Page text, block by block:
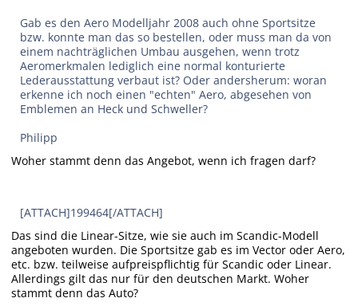
Gab es den Aero Modelljahr 2008 auch ohne Sportsitze
bzw. konnte man das so bestellen, oder muss man da von
einem nachträglichen Umbau ausgehen, wenn trotz
Aeromerkmalen lediglich eine normal konturierte
Lederausstattung verbaut ist? Oder andersherum: woran
erkenne ich noch einen "echten" Aero, abgesehen von
Emblemen an Heck und Schweller?
Philipp
Woher stammt denn das Angebot, wenn ich fragen darf?
[ATTACH]199464[/ATTACH]
Das sind die Linear-Sitze, wie sie auch im Scandic-Modell
angeboten wurden. Die Sportsitze gab es im Vector oder Aero,
etc. bzw. teilweise aufpreispflichtig für Scandic oder Linear.
Allerdings gilt das nur für den deutschen Markt. Woher
stammt denn das Auto?